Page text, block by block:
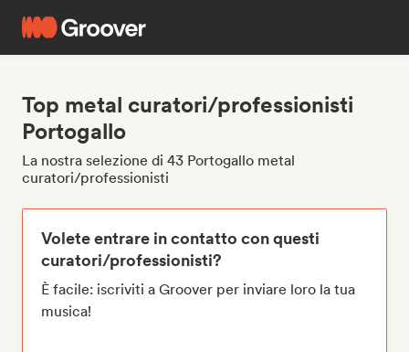
Top metal curatori/professionisti
Portogallo
La nostra selezione di 43 Portogallo metal
curatori/professionisti
Volete entrare in contatto con questi
curatori/professionisti?
È facile: iscriviti a Groover per inviare loro la tua
musica!